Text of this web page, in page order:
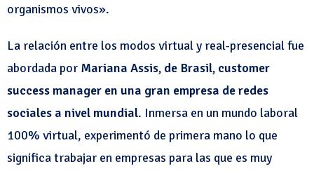
organismos vivos».
La relación entre los modos virtual y real-presencial fue
abordada por Mariana Assis, de Brasil, customer
success manager en una gran empresa de redes
sociales a nivel mundial. Inmersa en un mundo laboral
100% virtual, experimentó de primera mano lo que
significa trabajar en empresas para las que es muy